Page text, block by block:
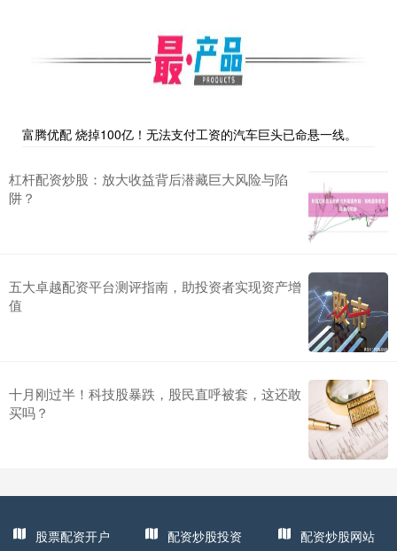
富腾优配 烧掉100亿！无法支付工资的汽车巨头已命悬一线。
杠杆配资炒股：放大收益背后潜藏巨大风险与陷
阱？
五大卓越配资平台测评指南，助投资者实现资产增
值
十月刚过半！科技股暴跌，股民直呼被套，这还敢
买吗？
股票配资开户 配资炒股投资 配资炒股网站